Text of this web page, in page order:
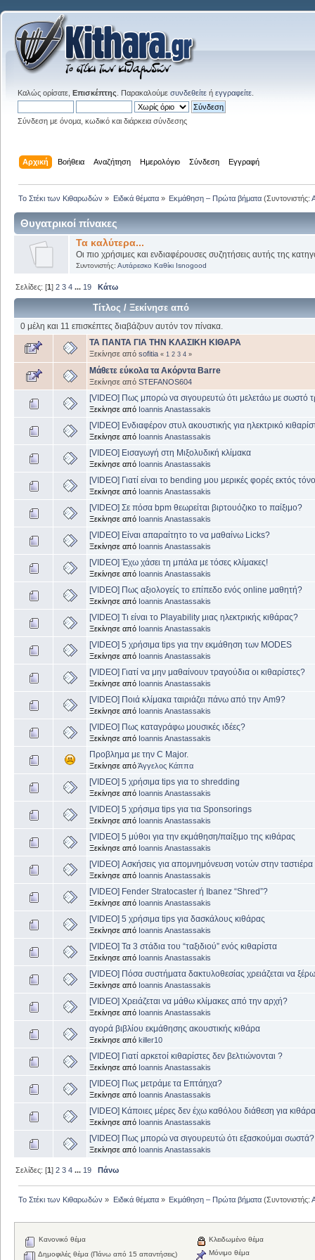
Καλώς ορίσατε, Επισκέπτης . Παρακαλούμε συνδεθείτε ή εγγραφείτε
Σύνδεση με όνομα, κωδικό και διάρκεια σύνδεσης
Αρχική Βοήθεια Αναζήτηση Ημερολόγιο Σύνδεση Εγγραφή
Το Στέκι των Κιθαρωδών » Ειδικά θέματα» Εκμάθηση – Πρώτα βήματα(Συντονιστής:
Θυγατρικοί πίνακες
Τα καλύτερα...
Οι πιο χρήσιμες και ενδιαφέρουσες συζητήσεις αυτής της
Συντονιστής: Αυτάρεσκο Καθίκι Isnogood
Σελίδες: [1]2 3 4 ... 19 Κάτω
Τίτλος /Ξεκίνησε από
0 μέλη και 11 επισκέπτες διαβάζουν αυτόν τον πίνακα.
ΤΑ ΠΑΝΤΑ ΓΙΑ ΤΗΝ ΚΛΑΣΙΚΗ ΚΙΘΑΡΑ
Ξεκίνησε από sofitia « 1 2 3 4 »
Μάθετε εύκολα τα Ακόρντα Barre
Ξεκίνησε από STEFANOS604
[VIDEO] Πως μπορώ να σιγουρευτώ ότι μελετάω με σωστό
Ξεκίνησε από Ioannis Anastassakis
[VIDEO] Eνδιαφέρον στυλ ακουστικής για ηλεκτρικό
Ξεκίνησε από Ioannis Anastassakis
[VIDEO] Εισαγωγή στη Μιξολυδική κλίμακα
Ξεκίνησε από Ioannis Anastassakis
[VIDEO] Γιατί είναι το bending μου μερικές φορές εκτός
Ξεκίνησε από Ioannis Anastassakis
[VIDEO] Σε πόσα bpm θεωρείται βιρτουόζικο το παίξιμο?
Ξεκίνησε από Ioannis Anastassakis
[VIDEO] Είναι απαραίτητο το να μαθαίνω Licks?
Ξεκίνησε από Ioannis Anastassakis
[VIDEO] Έχω χάσει τη μπάλα με τόσες κλίμακες!
Ξεκίνησε από Ioannis Anastassakis
[VIDEO] Πως αξιολογείς το επίπεδο ενός online μαθητή?
Ξεκίνησε από Ioannis Anastassakis
[VIDEO] Τι είναι το Playability μιας ηλεκτρικής κιθάρας?
Ξεκίνησε από Ioannis Anastassakis
[VIDEO] 5 χρήσιμα tips για την εκμάθηση των MODES
Ξεκίνησε από Ioannis Anastassakis
[VIDEO] Γιατί να μην μαθαίνουν τραγούδια οι κιθαρίστες?
Ξεκίνησε από Ioannis Anastassakis
[VIDEO] Ποιά κλίμακα ταιριάζει πάνω από την Am9?
Ξεκίνησε από Ioannis Anastassakis
[VIDEO] Πως καταγράφω μουσικές ιδέες?
Ξεκίνησε από Ioannis Anastassakis
Προβλημα με την C Major.
Ξεκίνησε απόΆγγελος Κάππα
[VIDEO] 5 χρήσιμα tips για το shredding
Ξεκίνησε από Ioannis Anastassakis
[VIDEO] 5 χρήσιμα tips για τια Sponsorings
Ξεκίνησε από Ioannis Anastassakis
[VIDEO] 5 μύθοι για την εκμάθηση/παίξιμο της κιθάρας
Ξεκίνησε από Ioannis Anastassakis
[VIDEO] Ασκήσεις για απομνημόνευση νοτών στην ταστιέρα
Ξεκίνησε από Ioannis Anastassakis
[VIDEO] Fender Stratocaster ή Ibanez “Shred”?
Ξεκίνησε από Ioannis Anastassakis
[VIDEO] 5 χρήσιμα tips για δασκάλους κιθάρας
Ξεκίνησε από Ioannis Anastassakis
[VIDEO] Τα 3 στάδια του “ταξιδιού” ενός κιθαρίστα
Ξεκίνησε από Ioannis Anastassakis
[VIDEO] Πόσα συστήματα δακτυλοθεσίας χρειάζεται να
Ξεκίνησε από Ioannis Anastassakis
[VIDEO] Χρειάζεται να μάθω κλίμακες από την αρχή?
Ξεκίνησε από Ioannis Anastassakis
αγορά βιβλίου εκμάθησης ακουστικής κιθάρα
Ξεκίνησε από killer10
[VIDEO] Γιατί αρκετοί κιθαρίστες δεν βελτιώνονται ?
Ξεκίνησε από Ioannis Anastassakis
[VIDEO] Πως μετράμε τα Επτάηχα?
Ξεκίνησε από Ioannis Anastassakis
[VIDEO] Kάποιες μέρες δεν έχω καθόλου διάθεση για κιθάρα
Ξεκίνησε από Ioannis Anastassakis
[VIDEO] Πως μπορώ να σιγουρευτώ ότι εξασκούμαι σωστά?
Ξεκίνησε από Ioannis Anastassakis
Σελίδες: [1]2 3 4 ... 19 Πάνω
Το Στέκι των Κιθαρωδών » Ειδικά θέματα» Εκμάθηση – Πρώτα βήματα(Συντονιστής:
Κανονικό θέμα
Δημοφιλές θέμα (Πάνω από 15 απαντήσεις)
Κλειδωμένο θέμα
Μόνιμο θέμα